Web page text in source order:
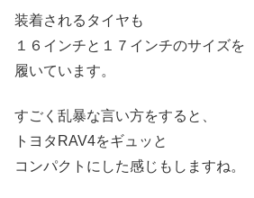
装着されるタイヤも
１６インチと１７インチのサイズを
履いています。
すごく乱暴な言い方をすると、
トヨタRAV4をギュッと
コンパクトにした感じもしますね。